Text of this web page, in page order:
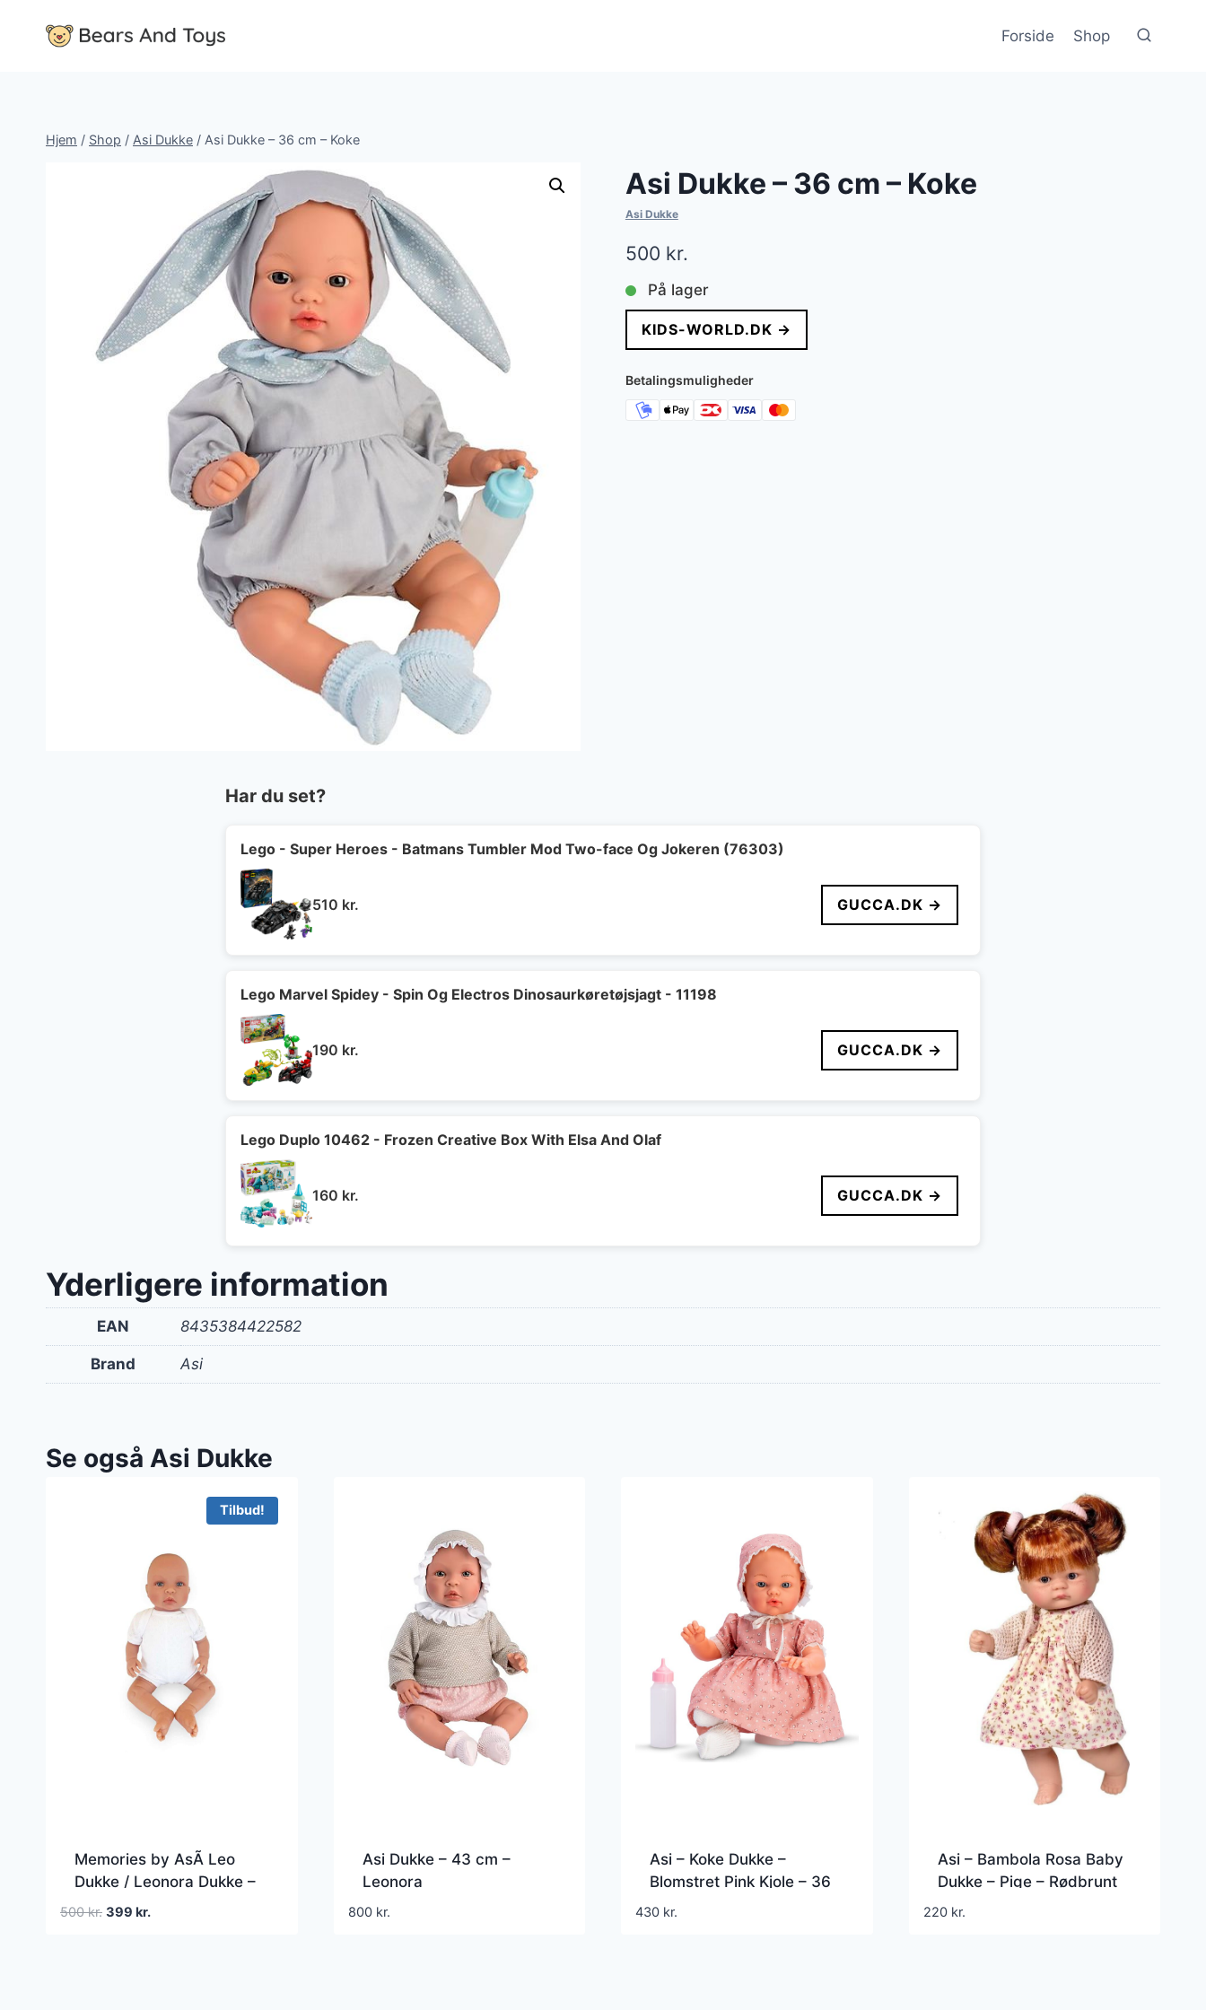
Forside Shop
Hjem / Shop / Asi Dukke / Asi Dukke – 36 cm – Koke
Asi Dukke – 36 cm – Koke
Asi Dukke
500 kr.
På lager
KIDS-WORLD.DK →
Betalingsmuligheder
Har du set?
Lego - Super Heroes - Batmans Tumbler Mod Two-face Og Jokeren (76303)
510 kr. GUCCA.DK →
Lego Marvel Spidey - Spin Og Electros Dinosaurkøretøjsjagt - 11198
190 kr. GUCCA.DK →
Lego Duplo 10462 - Frozen Creative Box With Elsa And Olaf
160 kr. GUCCA.DK →
Yderligere information
EAN 8435384422582
Brand Asi
Se også Asi Dukke
Tilbud!
Memories by AsÃ­ Leo
Dukke / Leonora Dukke –
46 cm. – Hvid Body
500kr. Den
399 kr.Den
Asi Dukke – 43 cm –
Leonora
800 kr.
Asi – Koke Dukke –
Blomstret Pink Kjole – 36
Cm
430 kr.
Asi – Bambola Rosa Baby
Dukke – Pige – Rødbrunt
Hår Og Kjole
220 kr.